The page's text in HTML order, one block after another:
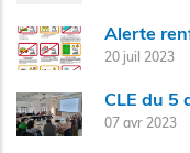
Alerte
20 juil 2023
CLE du 5
07 avr 2023